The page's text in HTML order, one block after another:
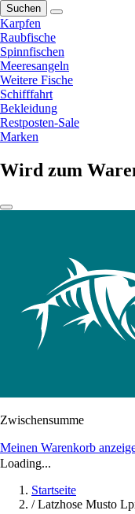
Suchen
Karpfen
Raubfische
Spinnfischen
Meeresangeln
Weitere Fische
Schifffahrt
Bekleidung
Restposten-Sale
Marken
Wird zum
Zwischensumme
Meinen Warenkorb
Loading...
Startseite
/ Latzhose Musto